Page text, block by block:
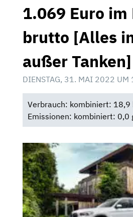
1.069 Euro im
brutto [Alles
außer Tanken]
DIENSTAG, 31. MAI 2022 UM
Verbrauch: kombiniert: 18,9
Emissionen: kombiniert: 0,0